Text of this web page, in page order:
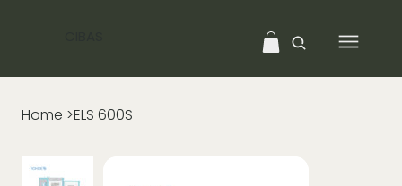
Home >ELS 600S